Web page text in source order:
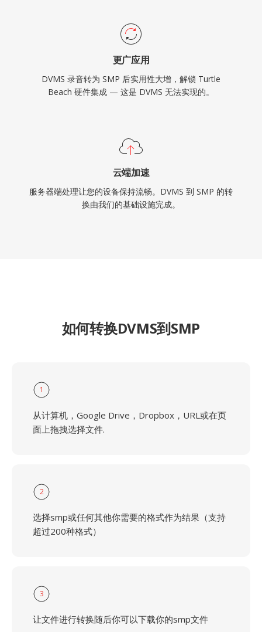
更广应用
DVMS 录音转为 SMP 后实用性大增，解锁 Turtle
Beach 硬件集成 — 这是 DVMS 无法实现的。
云端加速
服务器端处理让您的设备保持流畅。DVMS 到 SMP 的转
换由我们的基础设施完成。
如何转换DVMS到SMP
1
从计算机，Google Drive，Dropbox，URL或在页
面上拖拽选择文件.
2
选择smp或任何其他你需要的格式作为结果（支持
超过200种格式）
3
让文件进行转换随后你可以下载你的smp文件